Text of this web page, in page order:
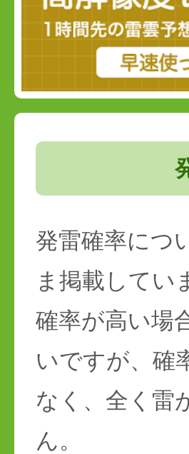
発雷確率につ
ま掲載してい
確率が高い場
いですが、確
なく、全く雷
ん。